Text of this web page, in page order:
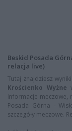
Beskid Posada
relacja live)
Tutaj znajdziesz
Krościenko Wyżne
Informacje meczowe,
Posada Górna -
szczegóły meczowe.